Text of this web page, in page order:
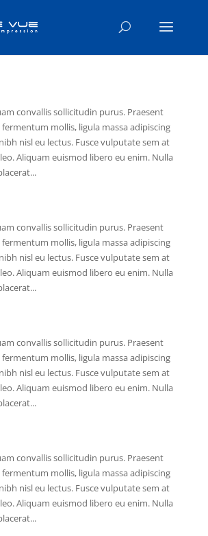
convallis sollicitudin purus. Praesent
mollis, ligula massa adipiscing
nisl eu lectus. Fusce vulputate sem at
Aliquam euismod libero eu enim. Nulla
convallis sollicitudin purus. Praesent
mollis, ligula massa adipiscing
nisl eu lectus. Fusce vulputate sem at
Aliquam euismod libero eu enim. Nulla
convallis sollicitudin purus. Praesent
mollis, ligula massa adipiscing
nisl eu lectus. Fusce vulputate sem at
Aliquam euismod libero eu enim. Nulla
convallis sollicitudin purus. Praesent
mollis, ligula massa adipiscing
nisl eu lectus. Fusce vulputate sem at
Aliquam euismod libero eu enim. Nulla